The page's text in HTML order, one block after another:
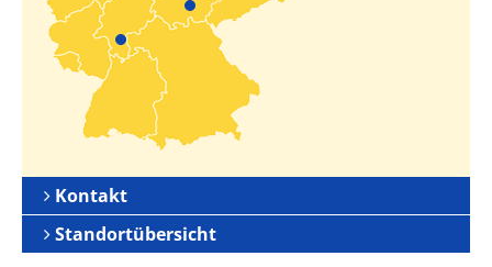
Kontakt
Standortübersicht